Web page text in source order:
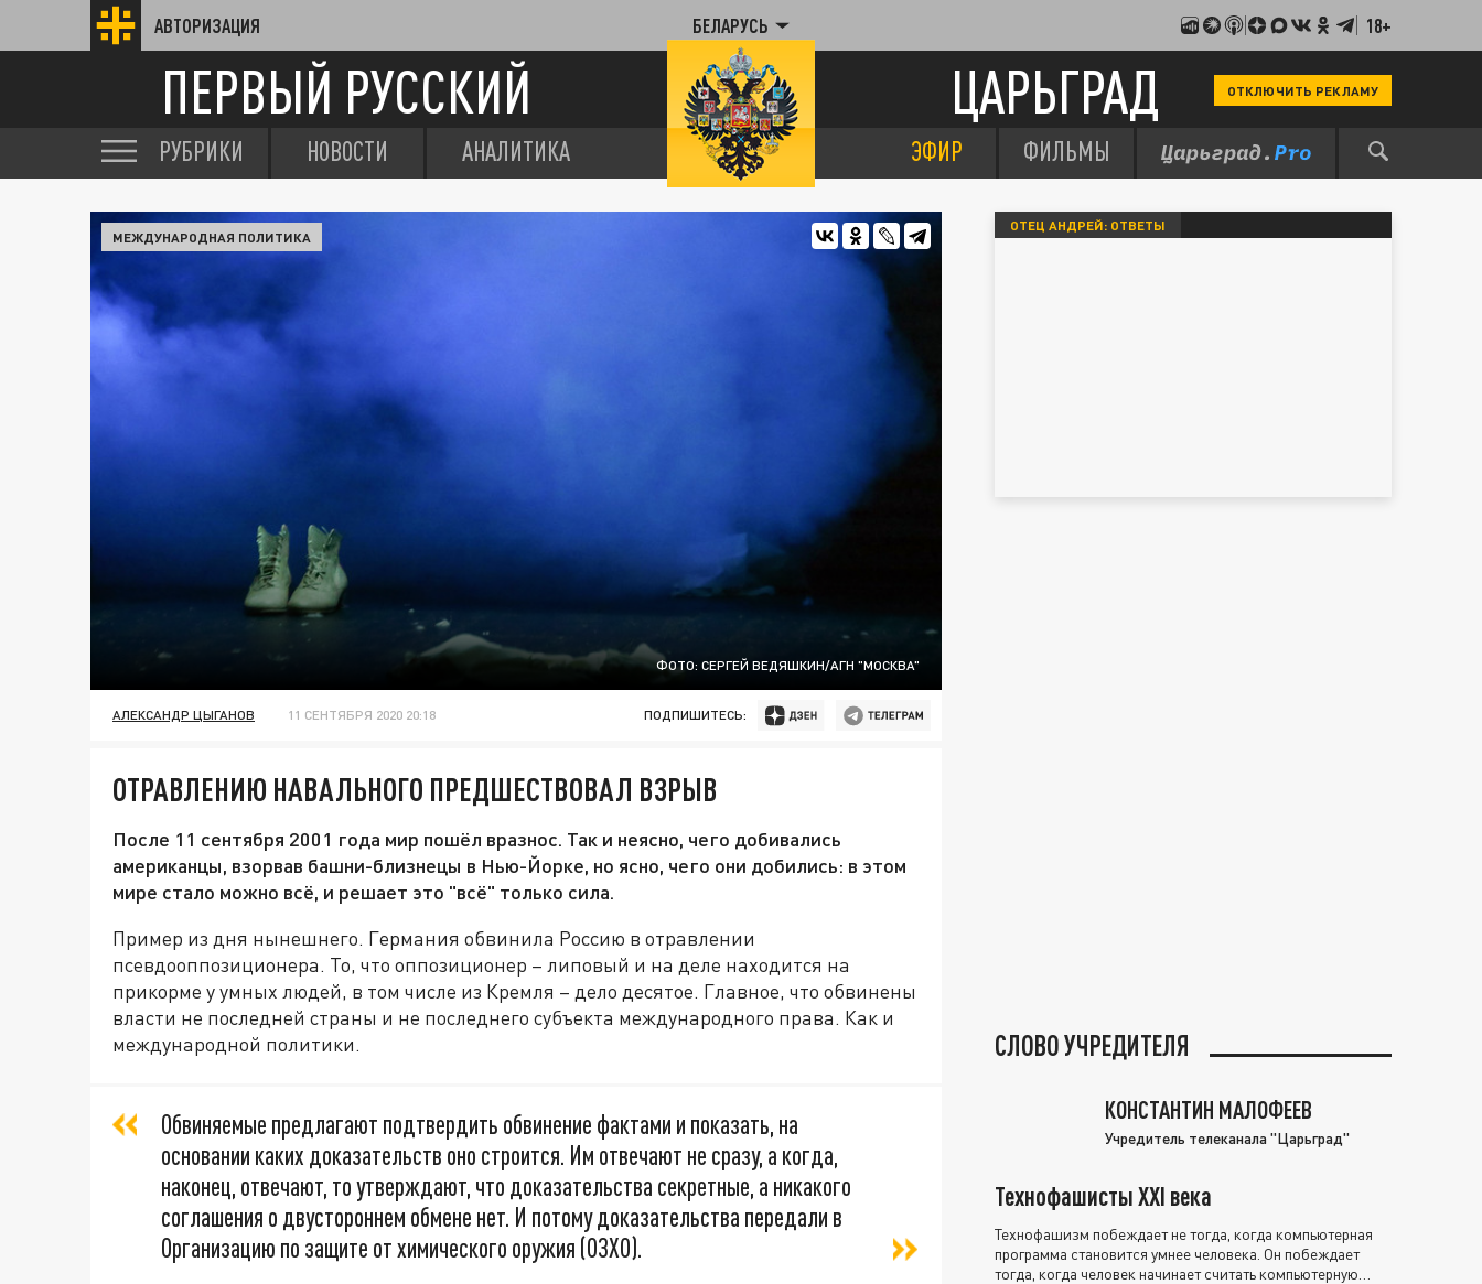
АВТОРИЗАЦИЯ БЕЛАРУСЬ 18+
ПЕРВЫЙ РУССКИЙ ЦАРЬГРАД ОТКЛЮЧИТЬ РЕКЛАМУ
РУБРИКИ НОВОСТИ АНАЛИТИКА ЭФИР ФИЛЬМЫ
ФОТО: СЕРГЕЙ ВЕДЯШКИН/АГН "МОСКВА"
МЕЖДУНАРОДНАЯ ПОЛИТИКА
АЛЕКСАНДР ЦЫГАНОВ 11 СЕНТЯБРЯ 2020 20:18 ПОДПИШИТЕСЬ:
ОТРАВЛЕНИЮ НАВАЛЬНОГО ПРЕДШЕСТВОВАЛ ВЗРЫВ
После 11 сентября 2001 года мир пошёл вразнос. Так и неясно, чего добивались
американцы, взорвав башни-близнецы в Нью-Йорке, но ясно, чего они добились: в этом
мире стало можно всё, и решает это "всё" только сила.
Пример из дня нынешнего. Германия обвинила Россию в отравлении
псевдооппозиционера. То, что оппозиционер – липовый и на деле находится на
прикорме у умных людей, в том числе из Кремля – дело десятое. Главное, что обвинены
власти не последней страны и не последнего субъекта международного права. Как и
международной политики.
Обвиняемые предлагают подтвердить обвинение фактами и показать, на
основании каких доказательств оно строится. Им отвечают не сразу, а когда,
наконец, отвечают, то утверждают, что доказательства секретные, а никакого
соглашения о двустороннем обмене нет. И потому доказательства передали в
Организацию по защите от химического оружия (ОЗХО).
ОТЕЦ АНДРЕЙ: ОТВЕТЫ
СЛОВО УЧРЕДИТЕЛЯ
КОНСТАНТИН МАЛОФЕЕВ
Учредитель телеканала "Царьград"
Технофашисты XXI века
Технофашизм побеждает не тогда, когда компьютерная
программа становится умнее человека. Он побеждает
тогда, когда человек начинает считать компьютерную